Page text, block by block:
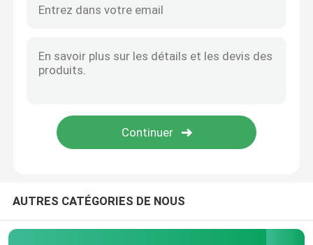
AUTRES CATÉGORIES DE NOUS